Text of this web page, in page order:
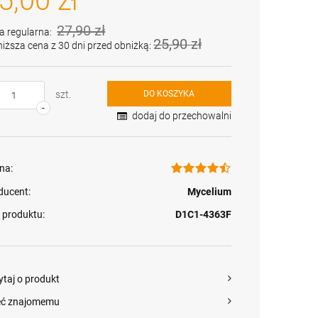
25,90 zł
regularna: 27,90 zł
cena z 30 dni przed obniżką:25,90 zł
-
szt.
DO KOSZYKA
dodaj do przechowalni
Mycelium
produktu:
D1C1-4363F
o produkt
znajomemu